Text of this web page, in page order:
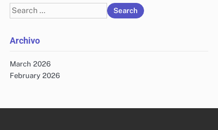
Search
for:
Archivo
March 2026
February 2026